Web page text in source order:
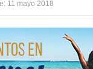
11 mayo 2018